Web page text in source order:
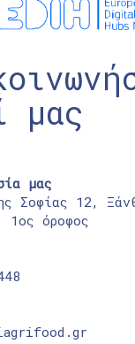
μας
μας
Σοφίας 12,
1ος όροφος